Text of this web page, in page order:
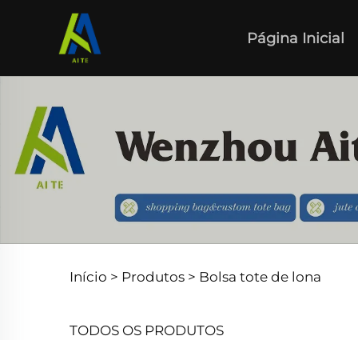
Página Inicial
Início > Produtos > Bolsa tote de lona
TODOS OS PRODUTOS